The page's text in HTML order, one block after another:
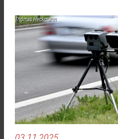
Thomas Heckmann